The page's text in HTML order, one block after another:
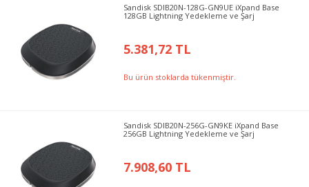
Sandisk SDIB20N-128G-GN9UE iXpand Base
128GB Lightning Yedekleme ve Şarj
5.381,72 TL
Bu ürün stoklarda tükenmiştir.
Sandisk SDIB20N-256G-GN9KE iXpand Base
256GB Lightning Yedekleme ve Şarj
7.908,60 TL